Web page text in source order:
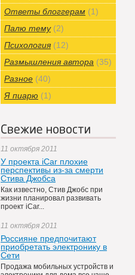
Ответы блоггерам (1)
Палю тему (2)
Психология (12)
Размышления автора (35)
Разное (40)
Я пиарю (1)
Свежие новости
11 октября 2011
У проекта iCar плохие
перспективы из-за смерти
Стива Джобса
Как известно, Стив Джобс при
жизни планировал развивать
проект iCar...
11 октября 2011
Россияне предпочитают
приобретать электронику в
Сети
Продажа мобильных устройств и